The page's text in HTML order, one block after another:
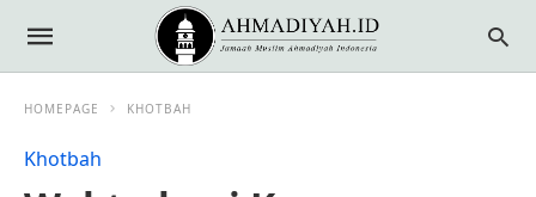
HOMEPAGE KHOTBAH
Khotbah